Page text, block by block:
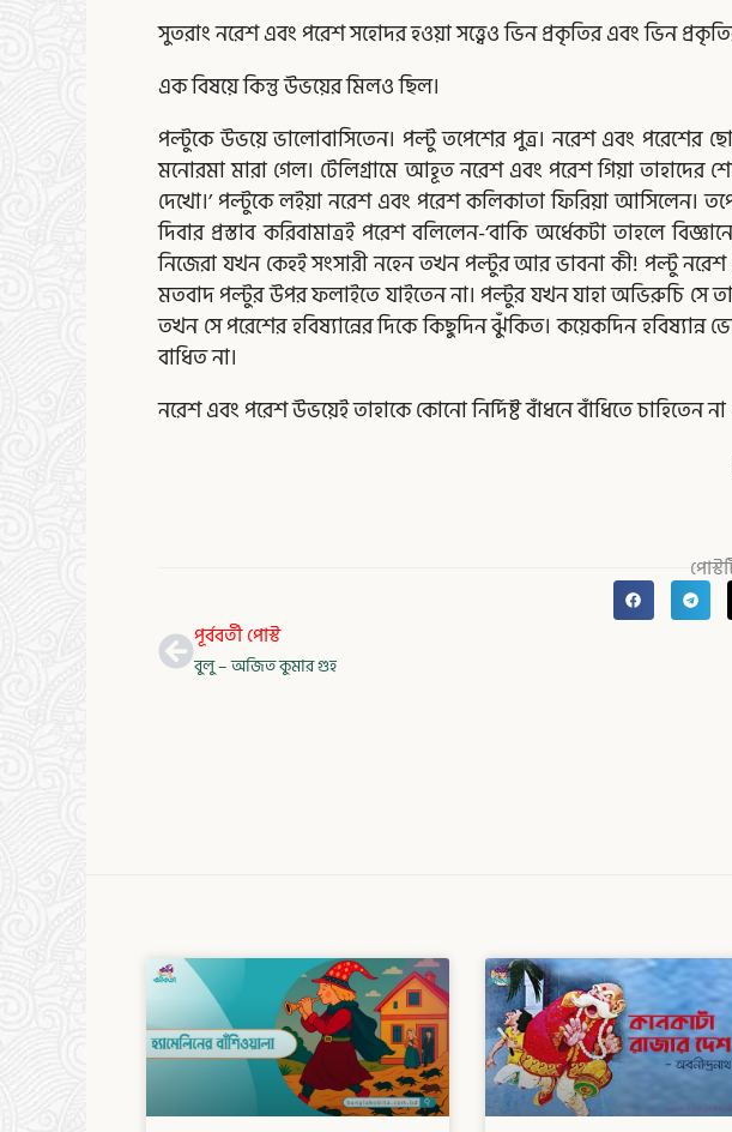
সুতরাং নরেশ এবং পরেশ সহোদর হওয়া সত্ত্বেও ভিন প্রকৃতির এবং ভিন
এক বিষয়ে কিন্তু উভয়ের মিলও ছিল।
পল্টুকে উভয়ে ভালোবাসিতেন। পল্টু তপেশের পুত্র। নরেশ এবং পরেশের
মনোরমা মারা গেল। টেলিগ্রামে আহূত নরেশ এবং পরেশ গিয়া
দেখো।’ পল্টুকে লইয়া নরেশ এবং পরেশ কলিকাতা ফিরিয়া আসিলেন।
দিবার প্রস্তাব করিবামাত্রই পরেশ বলিলেন-‘বাকি অর্ধেকটা তাহলে
নিজেরা যখন কেহই সংসারী নহেন তখন পল্টুর আর ভাবনা কী! পল্টু নরেশ
মতবাদ পল্টুর উপর ফলাইতে যাইতেন না। পল্টুর যখন যাহা অভিরুচি সে
তখন সে পরেশের হবিষ্যান্নের দিকে কিছুদিন ঝুঁকিত। কয়েকদিন
বাধিত না।
নরেশ এবং পরেশ উভয়েই তাহাকে কোনো নির্দিষ্ট বাঁধনে বাঁধিতে
Prevপূর্ববর্তী পোস্ট
বুলু – অজিত কুমার গুহ